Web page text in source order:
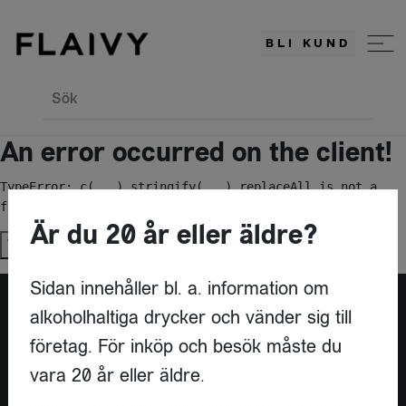
BLI KUND
Sök
An error occurred on the client!
TypeError: c(...).stringify(...).replaceAll is not a
function
Try again
Är du leverantör?
Är du 20 år eller äldre?
Sidan innehåller bl. a. information om
alkoholhaltiga drycker och vänder sig till
företag. För inköp och besök måste du
vara 20 år eller äldre.